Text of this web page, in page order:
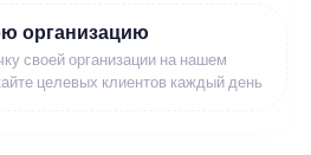
организацию
своей организации на нашем
целевых клиентов каждый день